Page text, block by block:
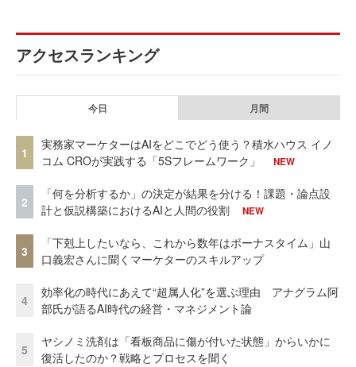
アクセスランキング
今日 月間
1
実務家マーケターはAIをどこでどう使う？積水ハウス イノ
コム CROが実践する「5Sフレームワーク」
NEW
2
「何を分析するか」の決定が結果を分ける！課題・論点設
計と仮説構築におけるAIと人間の役割
NEW
3
「下剋上したいなら、これから数年はボーナスタイム」山
口義宏さんに聞くマーケターのスキルアップ
4
効率化の時代にあえて“超属人化”を選ぶ理由 アナグラム阿
部氏が語るAI時代の経営・マネジメント論
5
ヤシノミ洗剤は「看板商品に傷が付いた状態」からいかに
復活したのか？戦略とプロセスを聞く